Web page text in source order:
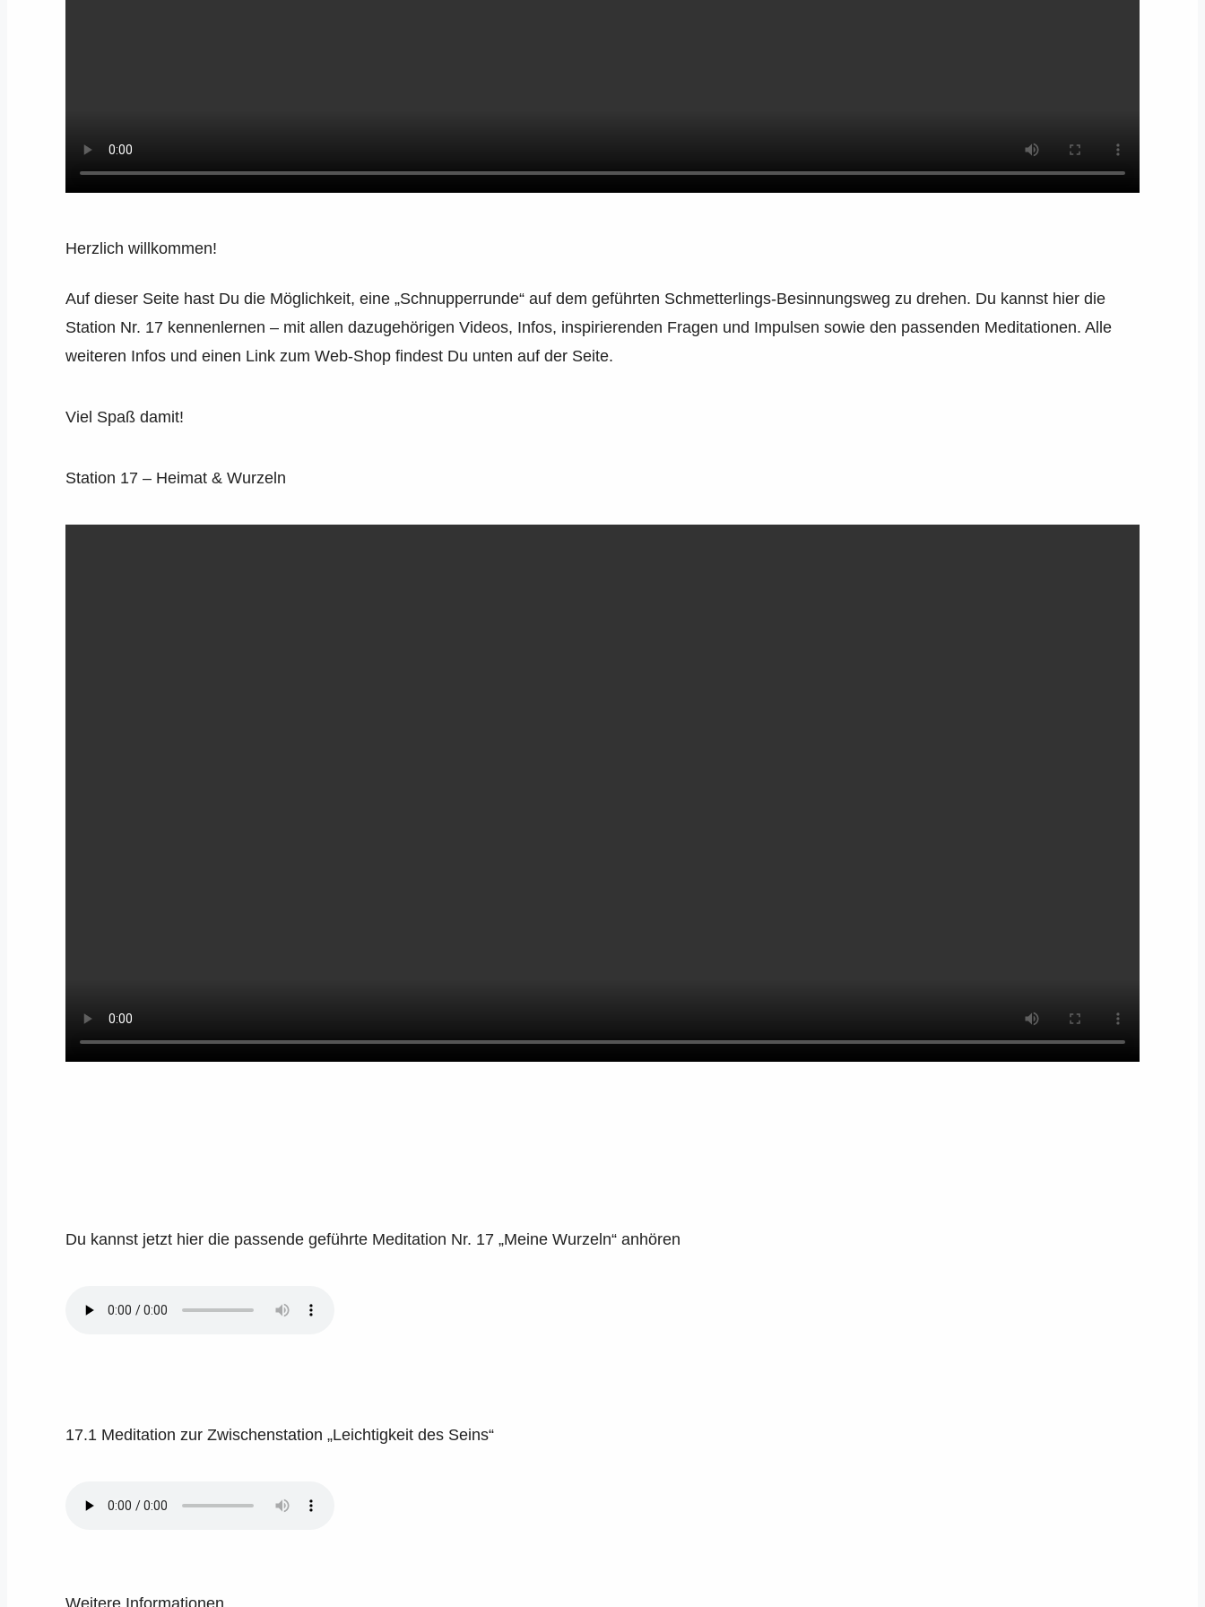
Herzlich willkommen!
Auf dieser Seite hast Du die Möglichkeit, eine „Schnupperrunde“ auf dem geführten Schmetterlings-Besinnungsweg zu drehen. Du kannst hier die
Station Nr. 17 kennenlernen – mit allen dazugehörigen Videos, Infos, inspirierenden Fragen und Impulsen sowie den passenden Meditationen. Alle
weiteren Infos und einen Link zum Web-Shop findest Du unten auf der Seite.
Viel Spaß damit!
Station 17 – Heimat & Wurzeln
Du kannst jetzt hier die passende geführte Meditation Nr. 17 „Meine Wurzeln“ anhören
17.1 Meditation zur Zwischenstation „Leichtigkeit des Seins“